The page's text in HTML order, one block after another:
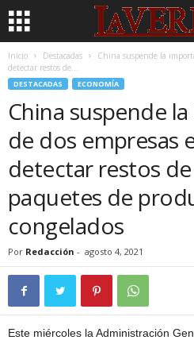
Inicio Destacadas
China suspende la
detectar restos de...
DESTACADAS ECONOMÍA
China suspende
de dos empresas
detectar restos
paquetes de
congelados
Por Redacción - agosto 4, 2021
Este miércoles la Administración